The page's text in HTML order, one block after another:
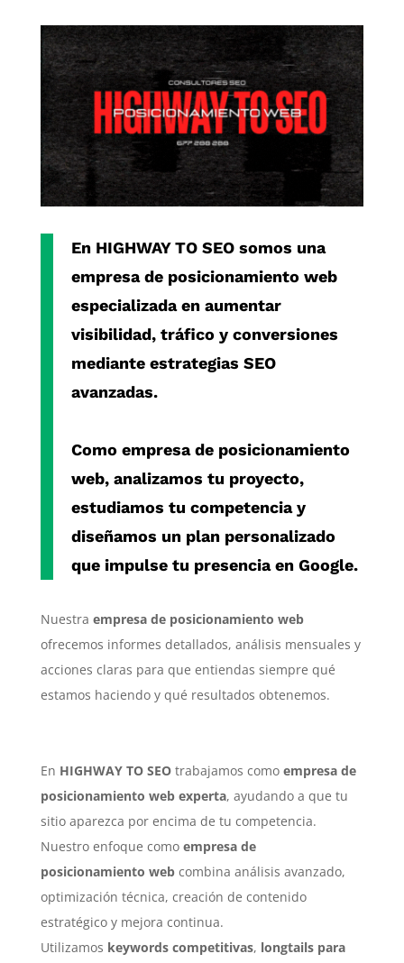
En HIGHWAY TO SEOsomos una
empresa de posicionamiento web
especializada en aumentar
visibilidad, tráfico y conversiones
mediante estrategias SEO
avanzadas.
Como empresa de posicionamiento
web, analizamos tu proyecto,
estudiamos tu competencia y
diseñamos un plan personalizado
que impulse tu presencia en Google.
Nuestra empresa de posicionamiento web
ofrecemos informes detallados, análisis mensuales y
acciones claras para que entiendas siempre qué
estamos haciendo y qué resultados obtenemos.
En HIGHWAY TO SEOtrabajamos como empresa de
posicionamiento web experta, ayudando a que tu
sitio aparezca por encima de tu competencia.
Nuestro enfoque como empresa de
posicionamiento webcombina análisis avanzado,
optimización técnica, creación de contenido
estratégico y mejora continua.
Utilizamos keywords competitivas, longtails para